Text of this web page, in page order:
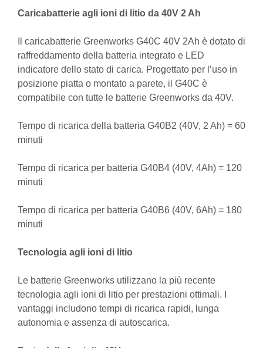
Caricabatterie agli ioni di litio da 40V 2 Ah
Il caricabatterie Greenworks G40C 40V 2Ah è dotato di
raffreddamento della batteria integrato e LED
indicatore dello stato di carica. Progettato per l’uso in
posizione piatta o montato a parete, il G40C è
compatibile con tutte le batterie Greenworks da 40V.
Tempo di ricarica della batteria G40B2 (40V, 2 Ah) = 60
minuti
Tempo di ricarica per batteria G40B4 (40V, 4Ah) = 120
minuti
Tempo di ricarica per batteria G40B6 (40V, 6Ah) = 180
minuti
Tecnologia agli ioni di litio
Le batterie Greenworks utilizzano la più recente
tecnologia agli ioni di litio per prestazioni ottimali. I
vantaggi includono tempi di ricarica rapidi, lunga
autonomia e assenza di autoscarica.